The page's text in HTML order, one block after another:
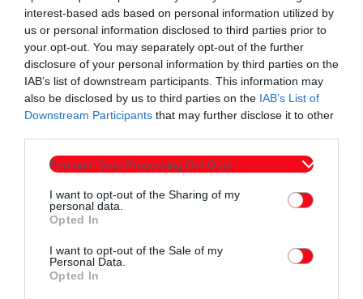
interest-based ads based on personal information utilized by
us or personal information disclosed to third parties prior to
your opt-out. You may separately opt-out of the further
disclosure of your personal information by third parties on the
IAB’s list of downstream participants. This information may
also be disclosed by us to third parties on the IAB’s List of
Downstream Participants that may further disclose it to other
Personal Data Processing Opt Outs
I want to opt-out of the Sharing of my
personal data.
Opted In
I want to opt-out of the Sale of my
Personal Data.
Opted In
email
Σχετικά άρθρα